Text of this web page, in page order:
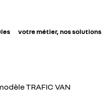
votre métier, nos solutions
TRAFIC VAN